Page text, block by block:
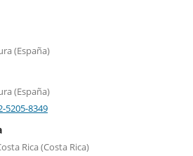
(España)
(España)
5205-8349
Rica (Costa Rica)